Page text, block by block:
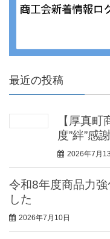
最近の投稿
【厚真
度”絆”感
2026年7月
令和8年度商品力
した
2026年7月10日